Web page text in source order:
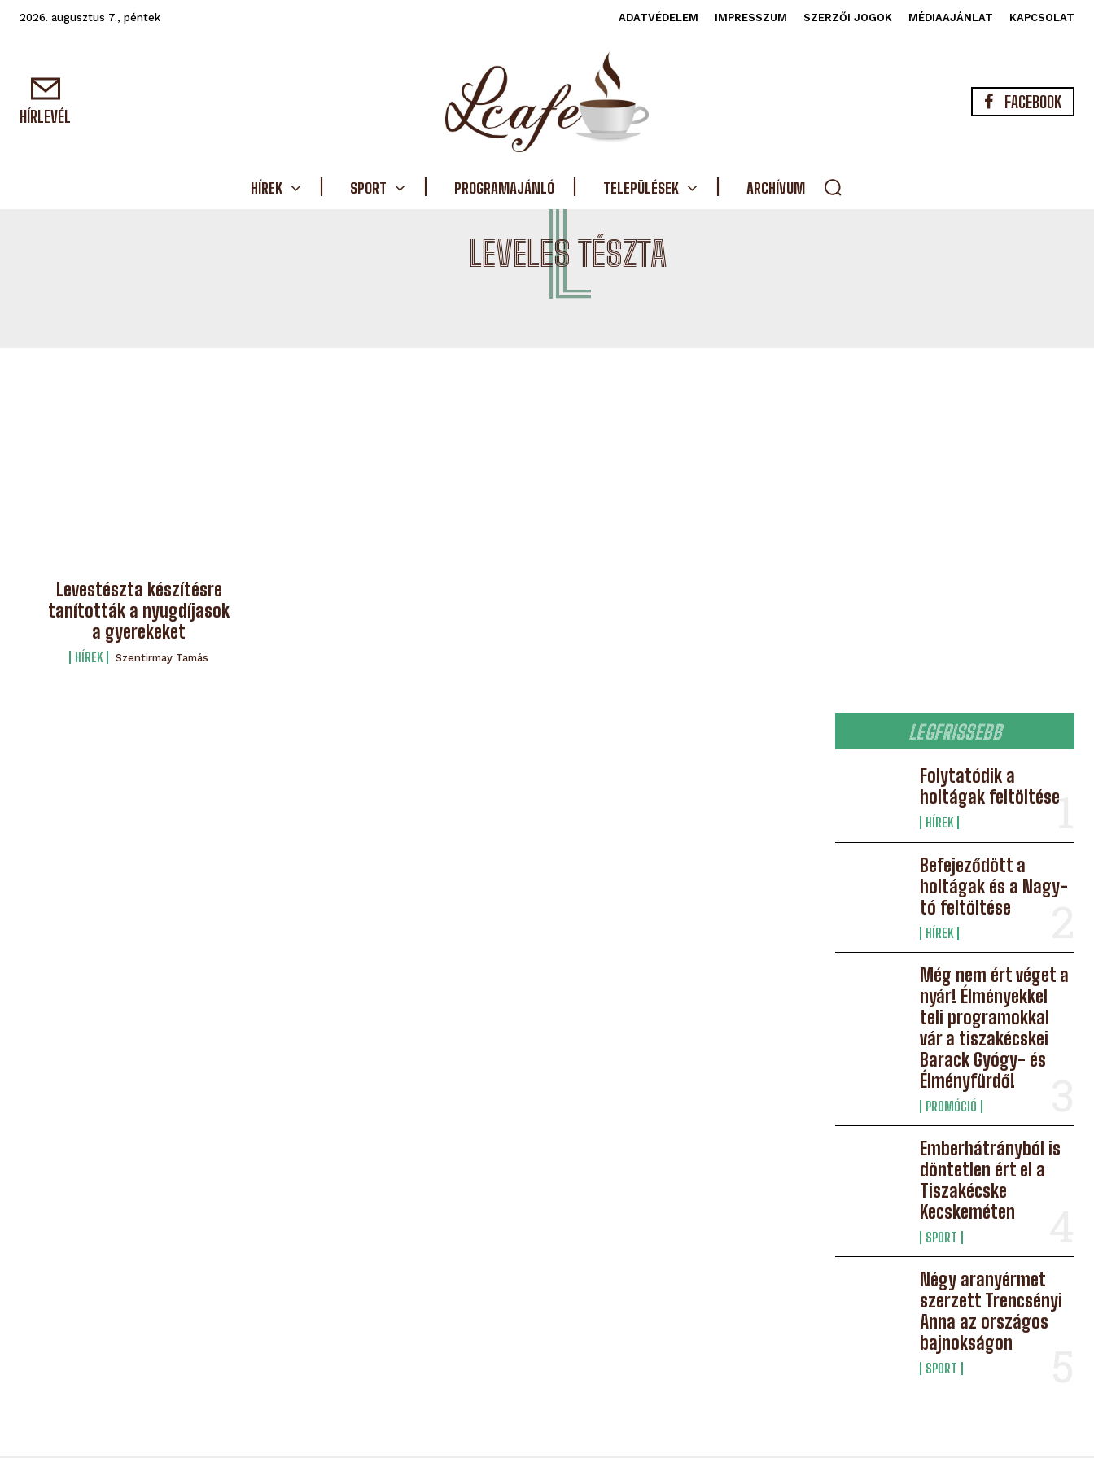
2026. augusztus 7., péntek ADATVÉDELEM IMPRESSZUM SZERZŐI JOGOK MÉDIAAJÁNLAT KAPCSOLAT
HÍRLEVÉL
FACEBOOK
HÍREK SPORT PROGRAMAJÁNLÓ TELEPÜLÉSEK ARCHÍVUM
LEVELES TÉSZTA
L
Levestészta készítésre
tanították a nyugdíjasok
a gyerekeket
HÍREK Szentirmay Tamás
LEGFRISSEBB
Folytatódik a
holtágak feltöltése
HÍREK
Befejeződött a
holtágak és a Nagy-
tó feltöltése
HÍREK
Még nem ért véget a
nyár! Élményekkel
teli programokkal
vár a tiszakécskei
Barack Gyógy- és
Élményfürdő!
PROMÓCIÓ
Emberhátrányból is
döntetlen ért el a
Tiszakécske
Kecskeméten
SPORT
Négy aranyérmet
szerzett Trencsényi
Anna az országos
bajnokságon
SPORT